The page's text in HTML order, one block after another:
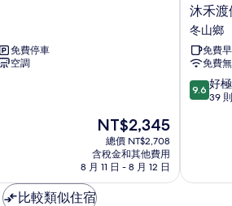
免費停車
空調
現
在
價
格
為
NT$2,345
NT$2,345
總價 NT$2,708
含稅金和其他費用
8 月 11 日 - 8 月 12 日
沐
禾
渡
假
會
館
冬
沐禾渡
冬山鄉
免費
免費
9.6
分，
極
9.6 好
39
比較類似住宿